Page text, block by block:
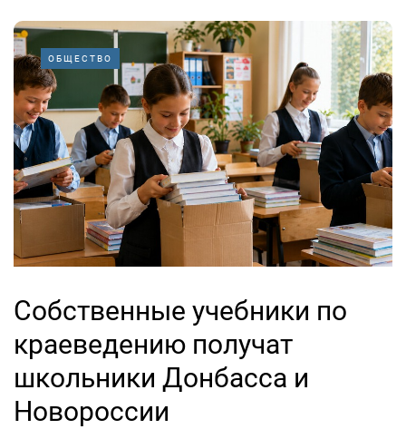
ОБЩЕСТВО
Собственные учебники по
краеведению получат
школьники Донбасса и
Новороссии